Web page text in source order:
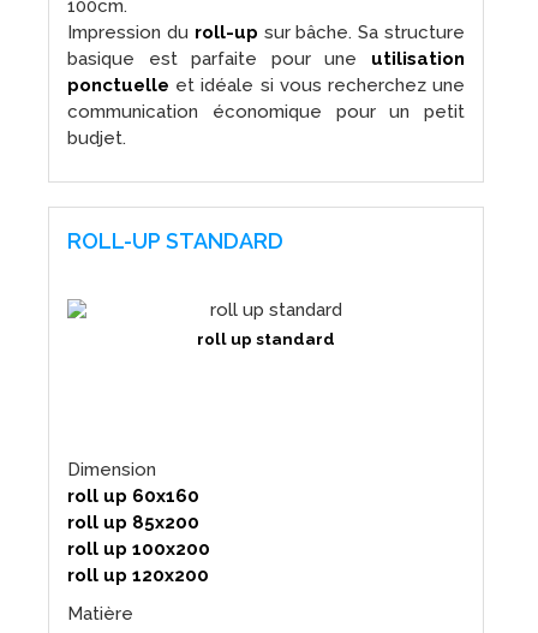
100cm.
Impression du roll-up sur bâche. Sa structure
basique est parfaite pour une utilisation
ponctuelle et idéale si vous recherchez une
communication économique pour un petit
budjet.
ROLL-UP STANDARD
roll up standard
Dimension
roll up 60x160
roll up 85x200
roll up 100x200
roll up 120x200
Matière